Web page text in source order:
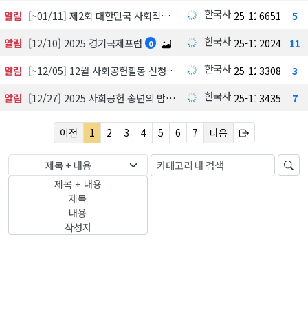
알림
[~01/11] 제2회 대한민국 사회적가치 시상식 수상 후보자 공모 및 심사 한국사회공헌협회
25-12-18
6651
5
알림 [12/10] 2025 경기국제포럼 0 한국사회공헌협회
25-12-03
2024
11
알림
[~12/05] 12월 사회공헌활동 신청하기 한국사회공헌협회
25-12-01
3308
3
알림
[12/27] 2025 사회공헌 송년의 밤, 포틀락파티 한국사회공헌협회
25-11-18
3435 7
이전 1 2 3 4 5 6 7 다음
제목 + 내용
제목 + 내용
제목
내용
작성자